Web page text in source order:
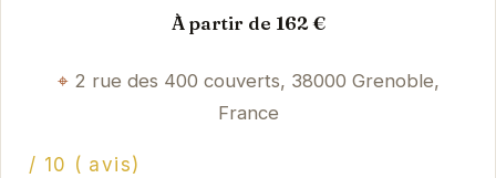
À partir de 162 €
2 rue des 400 couverts, 38000 Grenoble,
France
/ 10 ( avis)